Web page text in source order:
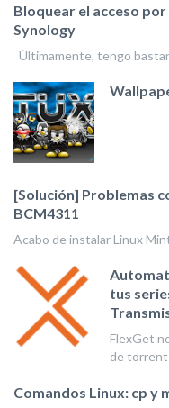
Bloquear el acceso
Synology
Últimamente, tengo
[Solución] Problemas
BCM4311
Acabo de instalar Linux
tus
FlexGet
de
Comandos Linux: cp y